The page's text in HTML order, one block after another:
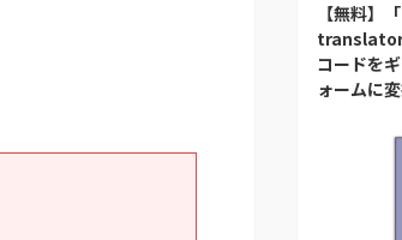
【無料
translator
コードを
ォームに